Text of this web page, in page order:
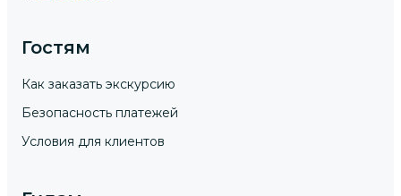
Гостям
Как заказать экскурсию
Безопасность платежей
Условия для клиентов